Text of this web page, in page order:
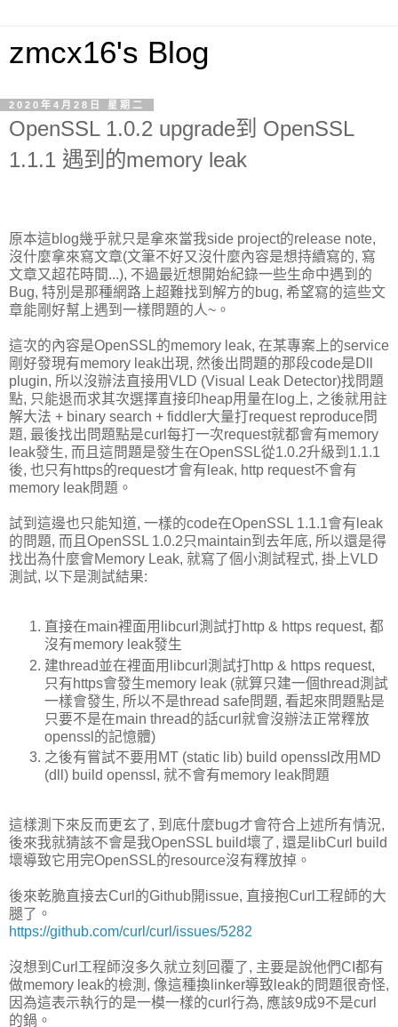
zmcx16's Blog
2020年4月28日 星期二
OpenSSL 1.0.2 upgrade到 OpenSSL
1.1.1 遇到的memory leak
原本這blog幾乎就只是拿來當我side project的release note,
沒什麼拿來寫文章(文筆不好又沒什麼內容是想持續寫的, 寫
文章又超花時間...), 不過最近想開始紀錄一些生命中遇到的
Bug, 特別是那種網路上超難找到解方的bug, 希望寫的這些文
章能剛好幫上遇到一樣問題的人~。
這次的內容是OpenSSL的memory leak, 在某專案上的service
剛好發現有memory leak出現, 然後出問題的那段code是Dll
plugin, 所以沒辦法直接用VLD (Visual Leak Detector)找問題
點, 只能退而求其次選擇直接印heap用量在log上, 之後就用註
解大法 + binary search + fiddler大量打request reproduce問
題, 最後找出問題點是curl每打一次request就都會有memory
leak發生, 而且這問題是發生在OpenSSL從1.0.2升級到1.1.1
後, 也只有https的request才會有leak, http request不會有
memory leak問題。
試到這邊也只能知道, 一樣的code在OpenSSL 1.1.1會有leak
的問題, 而且OpenSSL 1.0.2只maintain到去年底, 所以還是得
找出為什麼會Memory Leak, 就寫了個小測試程式, 掛上VLD
測試, 以下是測試結果:
直接在main裡面用libcurl測試打http & https request, 都
沒有memory leak發生
建thread並在裡面用libcurl測試打http & https request,
只有https會發生memory leak (就算只建一個thread測試
一樣會發生, 所以不是thread safe問題, 看起來問題點是
只要不是在main thread的話curl就會沒辦法正常釋放
openssl的記憶體)
之後有嘗試不要用MT (static lib) build openssl改用MD
(dll) build openssl, 就不會有memory leak問題
這樣測下來反而更玄了, 到底什麼bug才會符合上述所有情況,
後來我就猜該不會是我OpenSSL build壞了, 還是libCurl build
壞導致它用完OpenSSL的resource沒有釋放掉。
後來乾脆直接去Curl的Github開issue, 直接抱Curl工程師的大
腿了。
https://github.com/curl/curl/issues/5282
沒想到Curl工程師沒多久就立刻回覆了, 主要是說他們CI都有
做memory leak的檢測, 像這種換linker導致leak的問題很奇怪,
因為這表示執行的是一模一樣的curl行為, 應該9成9不是curl
的鍋。